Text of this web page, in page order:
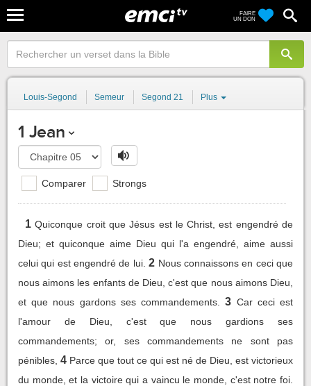
FAIRE
UN DON
Louis-Segond Semeur Segond 21 Plus
1 Jean
Comparer Strongs
1 Quiconque croit que Jésus est le Christ, est engendré de
Dieu; et quiconque aime Dieu qui l'a engendré, aime aussi
celui qui est engendré de lui. 2 Nous connaissons en ceci que
nous aimons les enfants de Dieu, c'est que nous aimons Dieu,
et que nous gardons ses commandements.
3 Car ceci est
l'amour de Dieu, c'est que nous gardions ses
commandements; or, ses commandements ne sont pas
pénibles, 4 Parce que tout ce qui est né de Dieu, est victorieux
du monde, et la victoire qui a vaincu le monde, c'est notre foi.